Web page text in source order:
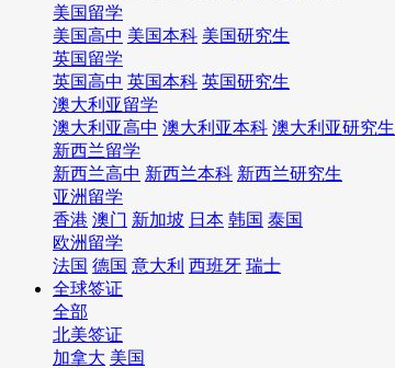
美国留学
美国高中 美国本科 美国研究生
英国留学
英国高中 英国本科 英国研究生
澳大利亚留学
澳大利亚高中 澳大利亚本科 澳大利亚研究生
新西兰留学
新西兰高中 新西兰本科 新西兰研究生
亚洲留学
香港 澳门 新加坡 日本 韩国 泰国
欧洲留学
法国 德国 意大利 西班牙 瑞士
全球签证
全部
北美签证
加拿大 美国